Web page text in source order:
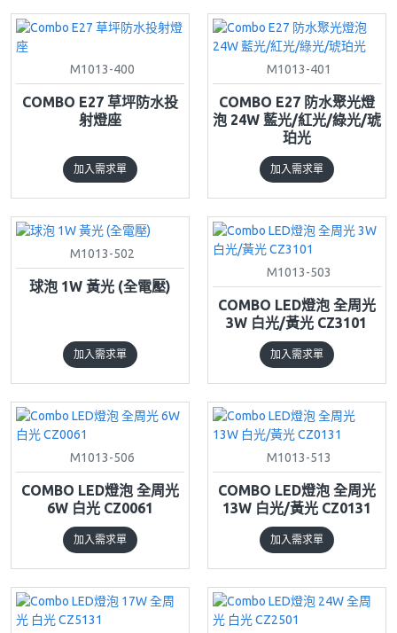
M1013-400
COMBO E27 草坪防水投
射燈座
加入需求單
M1013-401
COMBO E27 防水聚光燈
泡 24W 藍光/紅光/綠光/琥
珀光
加入需求單
M1013-502
球泡 1W 黃光 (全電壓)
加入需求單
M1013-503
COMBO LED燈泡 全周光
3W 白光/黃光 CZ3101
加入需求單
M1013-506
COMBO LED燈泡 全周光
6W 白光 CZ0061
加入需求單
M1013-513
COMBO LED燈泡 全周光
13W 白光/黃光 CZ0131
加入需求單